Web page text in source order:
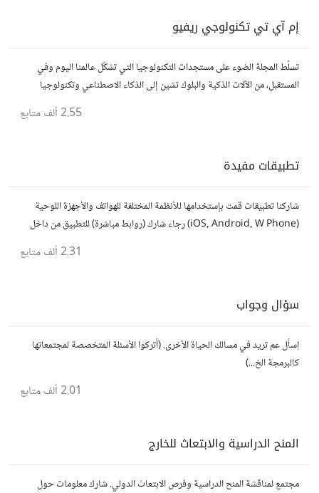
إم آي تي تكنولوجي ريفيو
تسلّط المجلة الضوء على مستجدات التكنولوجيا التي تشكّل عالمنا اليوم وفي
المستقبل، من الآلات الذكية والبلوك تشين إلى الذكاء الاصطناعي وتكنولوجيا
2.55 ألف متابع
تطبيقات مفيدة
شاركنا تطبيقات قمت بإستخدامها للأنظمة المختلفة للهواتف والأجهزة اللوحية
(iOS, Android, W Phone) رجاء شارك (روابط مباشرة) للتطبيق من داخل
المتجر..إلا في حالة وجود عدة تطبيقات أو شرح مطول شاركها كموضوع
2.31 ألف متابع
سؤال وجواب
اِسأل عم تريد في مسالك الحياة الأخرى. (أتركوا الأسئلة المتخصصة لمجتمعاتها
كالبرمجة الخ...)
2.01 ألف متابع
المنح الدراسية والابتعاث للخارج
مجتمع لمناقشة المنح الدراسية وفرص الابتعاث الدولي. شارك معلومات حول